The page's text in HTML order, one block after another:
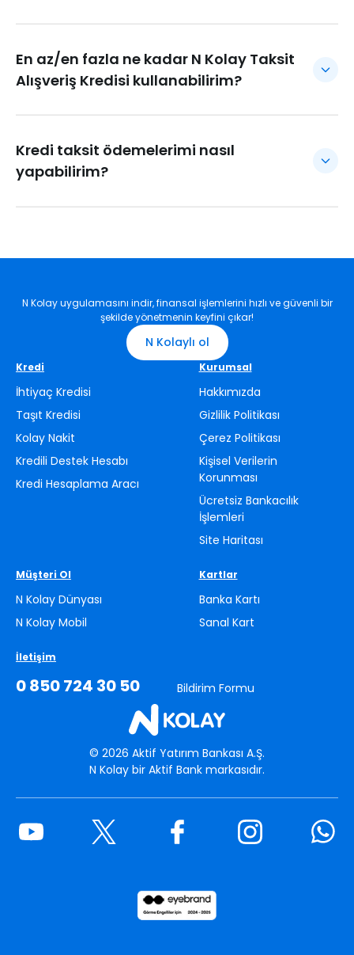
En az/en fazla ne kadar N Kolay Taksit
Alışveriş Kredisi kullanabilirim?
İhtiyaç kredisi vadesi, 125.000 TL ve altı kredilerde maksimum
36 ay, 125.001-250.000 TL arasındaki kredilerde maksimum 24
Kredi taksit ödemelerimi nasıl
yapabilirim?
Bank’taki IBAN numarana ücretsiz “Para Yatırma” işlemi
yapabilirsin. Herhangi bir bankada bulunan hesabından Aktif
Bank'taki IBAN numarana EFT yapabilirsin.
Anlaşmalı olduğumuz UPT bayilerine nüfus cüzdanın ile
giderek ücretsiz “Para Yatırma” işlemi yapabilirsin.
© 2026 Aktif Yatırım Bankası A.Ş.
N Kolay bir Aktif Bank markasıdır.
Youtube Twitter Facebook Instagram
Kredi
İhtiyaç Kredisi
Taşıt Kredisi
Kolay Nakit
Kredili Destek Hesabı
Kredi Hesaplama Aracı
Kurumsal
Hakkımızda
Gizlilik Politikası
Çerez Politikası
Kişisel Verilerin
Korunması
Ücretsiz Bankacılık
İşlemleri
Site Haritası
Müşteri Ol
N Kolay Dünyası
N Kolay Mobil
Kartlar
Banka Kartı
Sanal Kart
İletişim
0 850 724 30 50 Bildirim Formu
N Kolay uygulamasını indir, finansal işlemlerini hızlı ve güvenli bir
şekilde yönetmenin keyfini çıkar!
N Kolaylı ol